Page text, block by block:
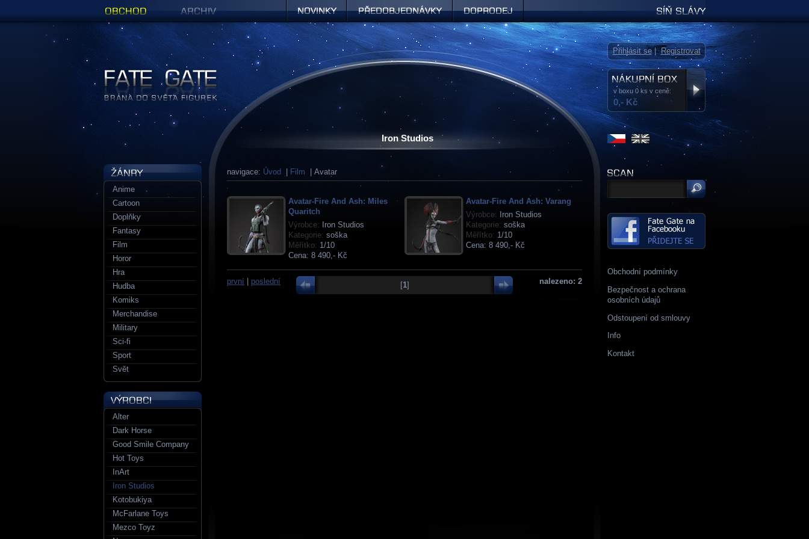
Iron Studios
navigace: Úvod Film | Avatar
Avatar-Fire And Ash: Miles
Quaritch
Výrobce:
Iron Studios
Kategorie: soška
Měřítko: 1/10
Cena: 8 490,- Kč
Avatar-Fire And Ash: Varang
Výrobce:
Iron Studios
Kategorie: soška
Měřítko: 1/10
Cena: 8 490,- Kč
první poslední nalezeno: 2
[1]
Obchodní podmínky
Bezpečnost a ochrana
osobních údajů
Odstoupení od smlouvy
Info
Kontakt
Anime
Cartoon
Doplňky
Fantasy
Film
Horor
Hra
Hudba
Komiks
Merchandise
Military
Sci-fi
Sport
Svět
Alter
Dark Horse
Good Smile Company
Hot Toys
InArt
Iron Studios
Kotobukiya
McFarlane Toys
Mezco Toyz
Figurky a sošky | Fate Gate
v boxu 0 ks v ceně:
0,- Kč
Přihlásit se|Registrovat
Předobjednávky Síň slávy